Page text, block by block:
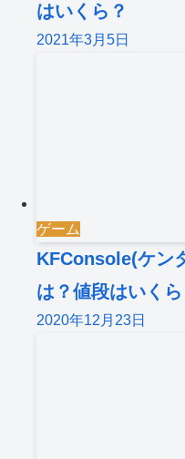
はいくら？
2021年3月5日
ゲーム
KFConsole(ケン
は？値段はいくら
2020年12月23日